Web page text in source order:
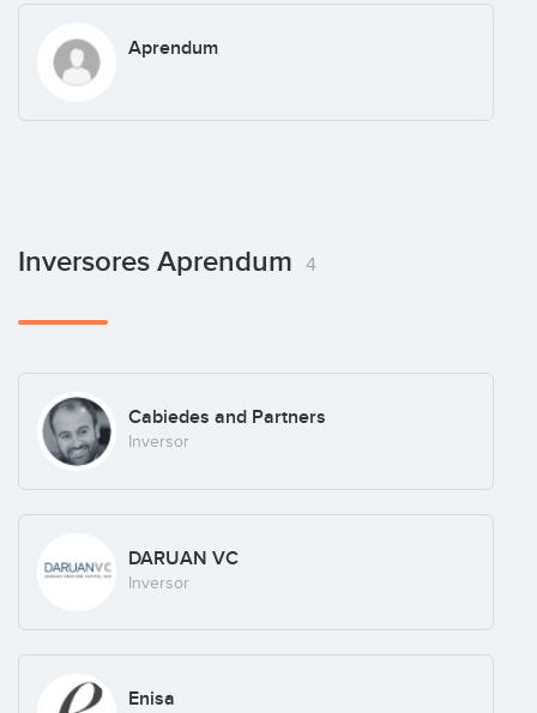
Aprendum
Inversores Aprendum 4
Cabiedes and Partners
Inversor
DARUAN VC
Inversor
Enisa